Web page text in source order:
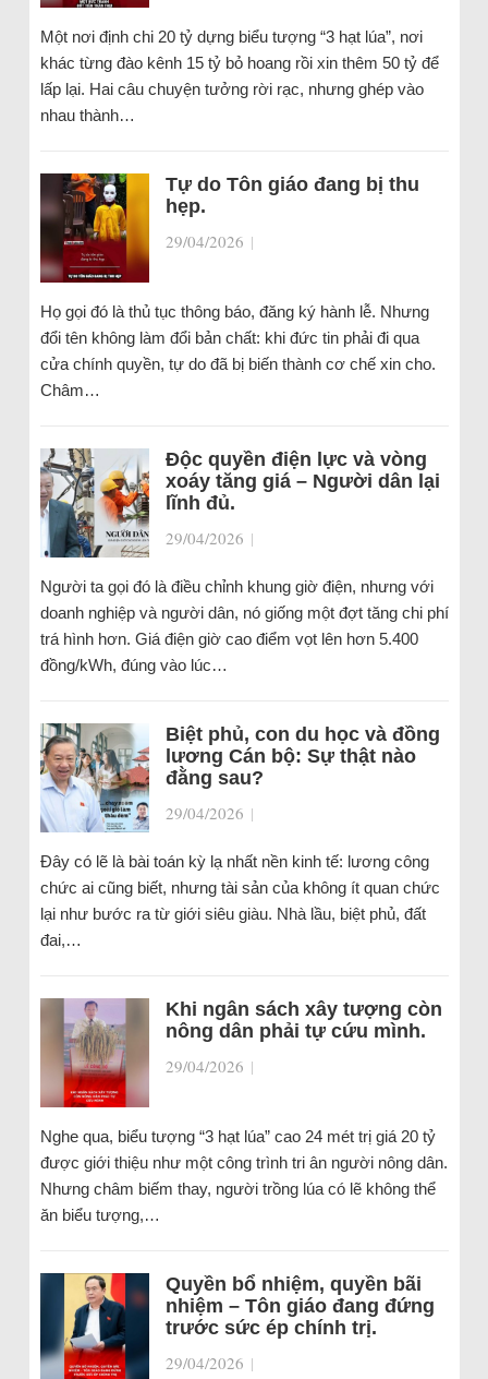
Một nơi định chi 20 tỷ dựng biểu tượng “3 hạt lúa”, nơi
khác từng đào kênh 15 tỷ bỏ hoang rồi xin thêm 50 tỷ để
lấp lại. Hai câu chuyện tưởng rời rạc, nhưng ghép vào
nhau thành…
Tự do Tôn giáo đang bị thu
hẹp.
29/04/2026 |
Họ gọi đó là thủ tục thông báo, đăng ký hành lễ. Nhưng
đổi tên không làm đổi bản chất: khi đức tin phải đi qua
cửa chính quyền, tự do đã bị biến thành cơ chế xin cho.
Châm…
Độc quyền điện lực và vòng
xoáy tăng giá – Người dân lại
lĩnh đủ.
29/04/2026 |
Người ta gọi đó là điều chỉnh khung giờ điện, nhưng với
doanh nghiệp và người dân, nó giống một đợt tăng chi phí
trá hình hơn. Giá điện giờ cao điểm vọt lên hơn 5.400
đồng/kWh, đúng vào lúc…
Biệt phủ, con du học và đồng
lương Cán bộ: Sự thật nào
đằng sau?
29/04/2026 |
Đây có lẽ là bài toán kỳ lạ nhất nền kinh tế: lương công
chức ai cũng biết, nhưng tài sản của không ít quan chức
lại như bước ra từ giới siêu giàu. Nhà lầu, biệt phủ, đất
đai,…
Khi ngân sách xây tượng còn
nông dân phải tự cứu mình.
29/04/2026 |
Nghe qua, biểu tượng “3 hạt lúa” cao 24 mét trị giá 20 tỷ
được giới thiệu như một công trình tri ân người nông dân.
Nhưng châm biếm thay, người trồng lúa có lẽ không thể
ăn biểu tượng,…
Quyền bổ nhiệm, quyền bãi
nhiệm – Tôn giáo đang đứng
trước sức ép chính trị.
29/04/2026 |